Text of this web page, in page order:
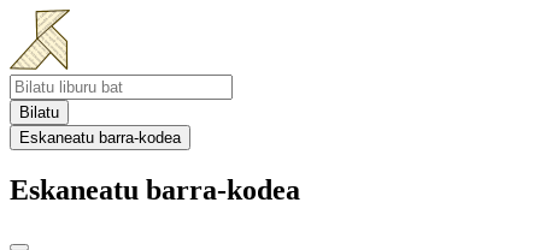
Bilatu
Eskaneatu barra-kodea
Eskaneatu barra-kodea